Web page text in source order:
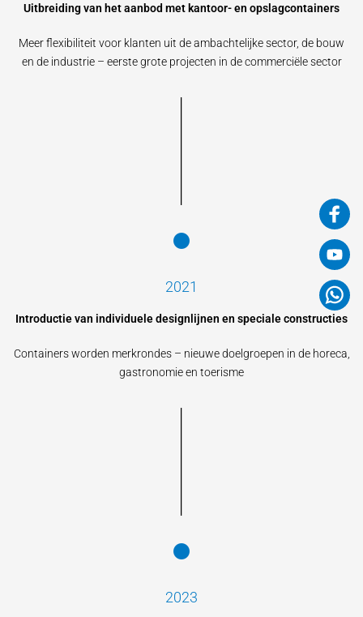
Uitbreiding van het aanbod met kantoor- en opslagcontainers
Meer flexibiliteit voor klanten uit de ambachtelijke sector, de bouw
en de industrie – eerste grote projecten in de commerciële sector
2021
Introductie van individuele designlijnen en speciale constructies
Containers worden merkrondes – nieuwe doelgroepen in de horeca,
gastronomie en toerisme
2023